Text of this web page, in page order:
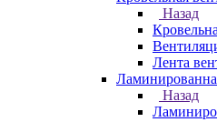
Назад
Лента
Назад